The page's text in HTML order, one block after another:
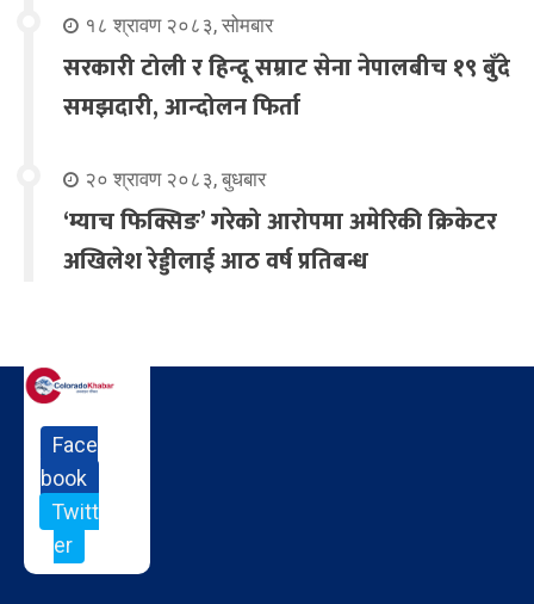
१८ श्रावण २०८३, सोमबार
सरकारी टोली र हिन्दू सम्राट सेना नेपालबीच १९ बुँदे
समझदारी, आन्दोलन फिर्ता
२० श्रावण २०८३, बुधबार
‘म्याच फिक्सिङ’ गरेको आरोपमा अमेरिकी क्रिकेटर
अखिलेश रेड्डीलाई आठ वर्ष प्रतिबन्ध
Face
book
Twitt
er